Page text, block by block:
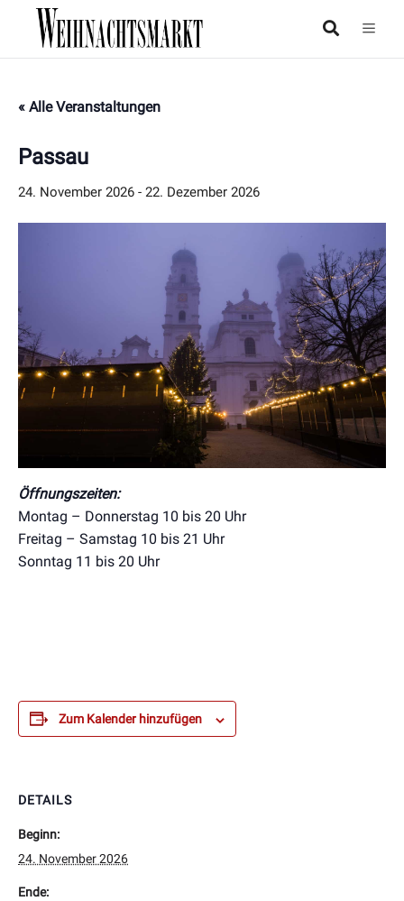
« Alle Veranstaltungen
Passau
24. November 2026 - 22. Dezember 2026
Öffnungszeiten:
Montag – Donnerstag 10 bis 20 Uhr
Freitag – Samstag 10 bis 21 Uhr
Sonntag 11 bis 20 Uhr
Zum Kalender hinzufügen
DETAILS
Beginn:
24. November 2026
Ende: